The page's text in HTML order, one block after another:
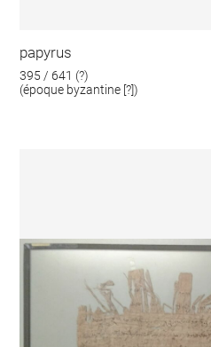
papyrus
395 / 641 (?)
(époque byzantine [?])